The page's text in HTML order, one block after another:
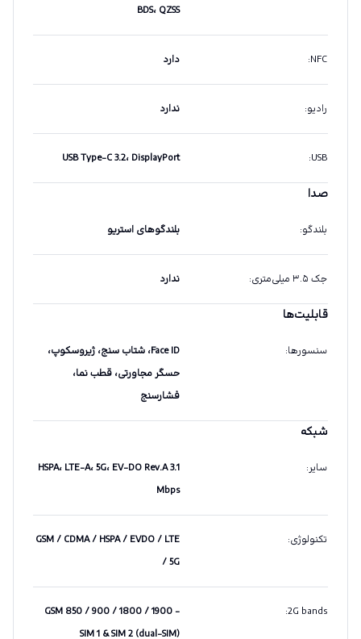
BDS، QZSS
NFC
: دارد
رادیو: ندارد
USB
: USB Type-C 3.2، DisplayPort
صدا
بلندگو: بلندگوهای استریو
جک ۳.۵ میلی‌متری : ندارد
قابلیت‌ها
سنسورها:
Face ID، شتاب سنج، ژیروسکوپ،
حسگر مجاورتی، قطب نما،
فشارسنج
شبکه
سایر:
HSPA، LTE-A، 5G، EV-DO Rev.A 3.1
Mbps
تکنولوژی:
GSM / CDMA / HSPA / EVDO / LTE
/ 5G
2G bands
:
GSM 850 / 900 / 1800 / 1900 -
SIM 1 & SIM 2 (dual-SIM)